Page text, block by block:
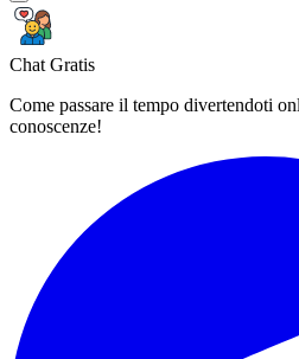
Chat Gratis
Come passare il tempo divertendoti
conoscenze!